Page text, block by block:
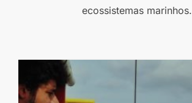
ecossistemas marinhos.